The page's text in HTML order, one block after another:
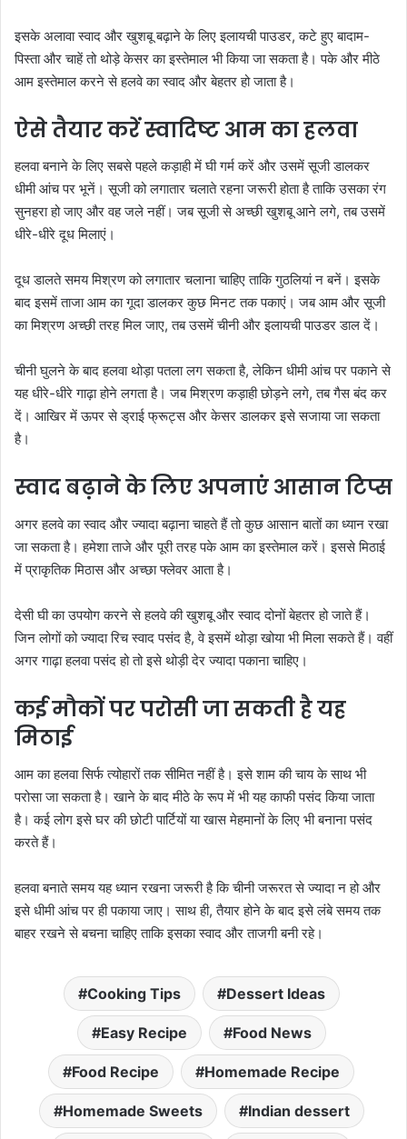
इसके अलावा स्वाद और खुशबू बढ़ाने के लिए इलायची पाउडर, कटे हुए बादाम-
पिस्ता और चाहें तो थोड़े केसर का इस्तेमाल भी किया जा सकता है। पके और मीठे
आम इस्तेमाल करने से हलवे का स्वाद और बेहतर हो जाता है।
ऐसे तैयार करें स्वादिष्ट आम का हलवा
हलवा बनाने के लिए सबसे पहले कड़ाही में घी गर्म करें और उसमें सूजी डालकर
धीमी आंच पर भूनें। सूजी को लगातार चलाते रहना जरूरी होता है ताकि उसका रंग
सुनहरा हो जाए और वह जले नहीं। जब सूजी से अच्छी खुशबू आने लगे, तब उसमें
धीरे-धीरे दूध मिलाएं।
दूध डालते समय मिश्रण को लगातार चलाना चाहिए ताकि गुठलियां न बनें। इसके
बाद इसमें ताजा आम का गूदा डालकर कुछ मिनट तक पकाएं। जब आम और सूजी
का मिश्रण अच्छी तरह मिल जाए, तब उसमें चीनी और इलायची पाउडर डाल दें।
चीनी घुलने के बाद हलवा थोड़ा पतला लग सकता है, लेकिन धीमी आंच पर पकाने से
यह धीरे-धीरे गाढ़ा होने लगता है। जब मिश्रण कड़ाही छोड़ने लगे, तब गैस बंद कर
दें। आखिर में ऊपर से ड्राई फ्रूट्स और केसर डालकर इसे सजाया जा सकता
है।
स्वाद बढ़ाने के लिए अपनाएं आसान टिप्स
अगर हलवे का स्वाद और ज्यादा बढ़ाना चाहते हैं तो कुछ आसान बातों का ध्यान रखा
जा सकता है। हमेशा ताजे और पूरी तरह पके आम का इस्तेमाल करें। इससे मिठाई
में प्राकृतिक मिठास और अच्छा फ्लेवर आता है।
देसी घी का उपयोग करने से हलवे की खुशबू और स्वाद दोनों बेहतर हो जाते हैं।
जिन लोगों को ज्यादा रिच स्वाद पसंद है, वे इसमें थोड़ा खोया भी मिला सकते हैं। वहीं
अगर गाढ़ा हलवा पसंद हो तो इसे थोड़ी देर ज्यादा पकाना चाहिए।
कई मौकों पर परोसी जा सकती है यह
मिठाई
आम का हलवा सिर्फ त्योहारों तक सीमित नहीं है। इसे शाम की चाय के साथ भी
परोसा जा सकता है। खाने के बाद मीठे के रूप में भी यह काफी पसंद किया जाता
है। कई लोग इसे घर की छोटी पार्टियों या खास मेहमानों के लिए भी बनाना पसंद
करते हैं।
हलवा बनाते समय यह ध्यान रखना जरूरी है कि चीनी जरूरत से ज्यादा न हो और
इसे धीमी आंच पर ही पकाया जाए। साथ ही, तैयार होने के बाद इसे लंबे समय तक
बाहर रखने से बचना चाहिए ताकि इसका स्वाद और ताजगी बनी रहे।
Cooking Tips Dessert Ideas
Easy Recipe Food News
Food Recipe Homemade Recipe
Homemade Sweets Indian dessert